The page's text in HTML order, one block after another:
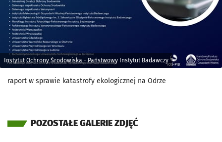
Instytut Ochrony Środowiska - Państwowy Instytut Badawczy
raport w sprawie katastrofy ekologicznej na Odrze
POZOSTAŁE GALERIE ZDJĘĆ